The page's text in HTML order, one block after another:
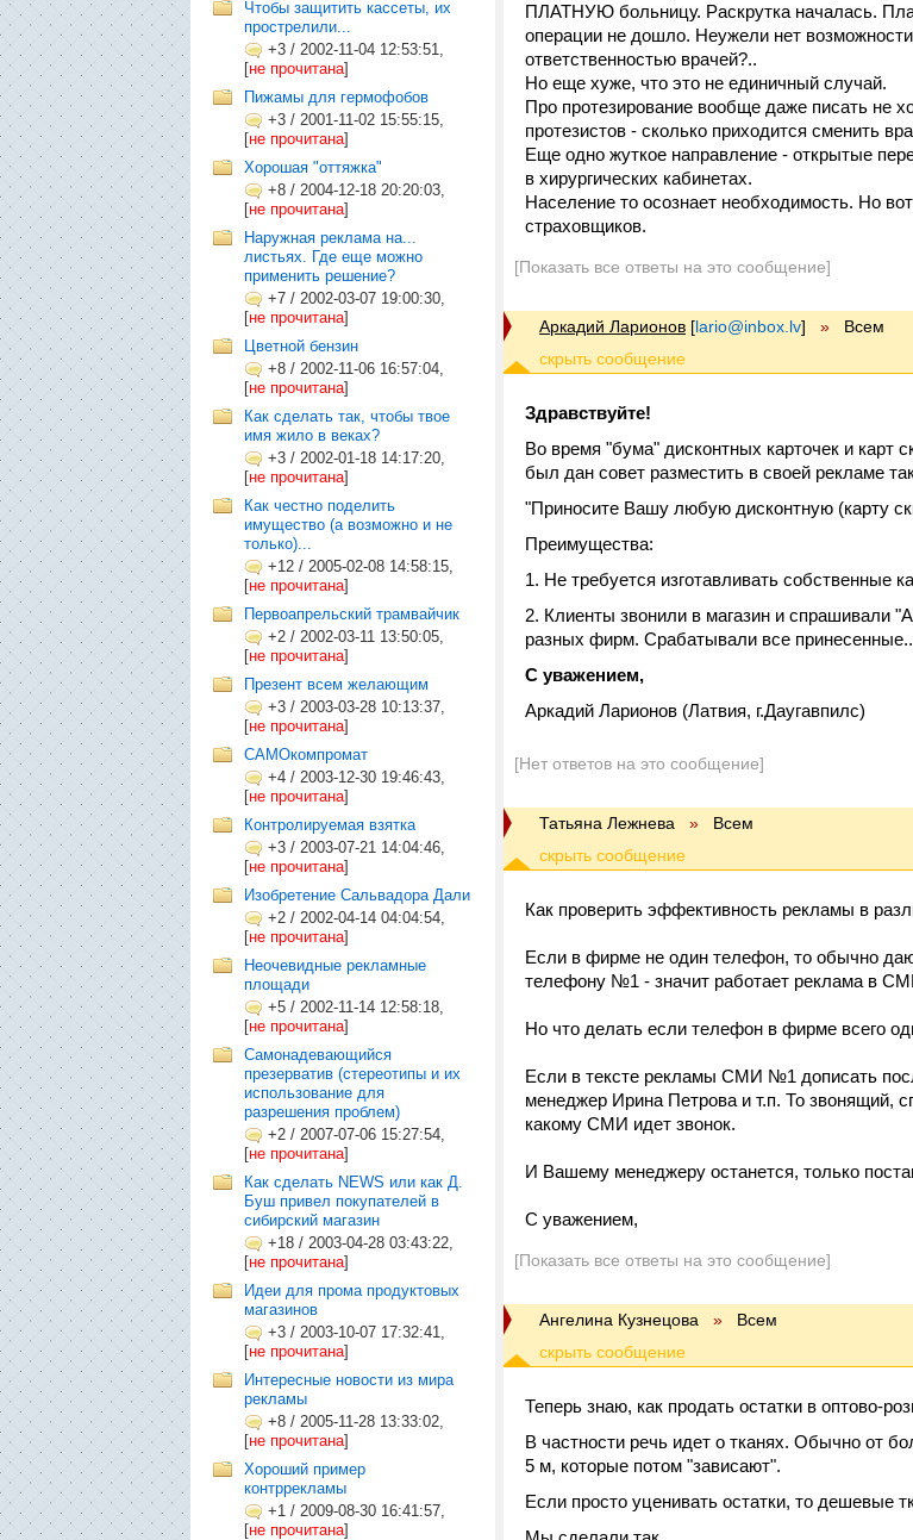
Чтобы защитить кассеты, их
прострелили...
+3 / 2002-11-04 12:53:51,
[не прочитана]
Пижамы для гермофобов
+3 / 2001-11-02 15:55:15,
[не прочитана]
Хорошая "оттяжка"
+8 / 2004-12-18 20:20:03,
[не прочитана]
Наружная реклама на...
листьях. Где еще можно
применить решение?
+7 / 2002-03-07 19:00:30,
[не прочитана]
Цветной бензин
+8 / 2002-11-06 16:57:04,
[не прочитана]
Как сделать так, чтобы твое
имя жило в веках?
+3 / 2002-01-18 14:17:20,
[не прочитана]
Как честно поделить
имущество (а возможно и не
только)...
+12 / 2005-02-08 14:58:15,
[не прочитана]
Первоапрельский трамвайчик
+2 / 2002-03-11 13:50:05,
[не прочитана]
Презент всем желающим
+3 / 2003-03-28 10:13:37,
[не прочитана]
САМОкомпромат
+4 / 2003-12-30 19:46:43,
[не прочитана]
Контролируемая взятка
+3 / 2003-07-21 14:04:46,
[не прочитана]
Изобретение Сальвадора Дали
+2 / 2002-04-14 04:04:54,
[не прочитана]
Неочевидные рекламные
площади
+5 / 2002-11-14 12:58:18,
[не прочитана]
Самонадевающийся
презерватив (стереотипы и их
использование для
разрешения проблем)
+2 / 2007-07-06 15:27:54,
[не прочитана]
Как сделать NEWS или как Д.
Буш привел покупателей в
сибирский магазин
+18 / 2003-04-28 03:43:22,
[не прочитана]
Идеи для прома продуктовых
магазинов
+3 / 2003-10-07 17:32:41,
[не прочитана]
Интересные новости из мира
рекламы
+8 / 2005-11-28 13:33:02,
[не прочитана]
Хороший пример
контррекламы
+1 / 2009-08-30 16:41:57,
[не прочитана]
ПЛАТНУЮ больницу. Раскрутка началась.
операции не дошло. Неужели нет
ответственностью врачей?..
Но еще хуже, что это не единичный случай.
Про протезирование вообще даже писать не
протезистов - сколько приходится сменить
Еще одно жуткое направление - открытые
в хирургических кабинетах.
Население то осознает необходимость. Но
страховщиков.
[Показать все ответы на это сообщение]
Аркадий Ларионов [lario@inbox.lv] » Всем
Здравствуйте!
Во время "бума" дисконтных карточек и карт
был дан совет разместить в своей рекламе
"Приносите Вашу любую дисконтную (карту
Преимущества:
1. Не требуется изготавливать собственные
2. Клиенты звонили в магазин и спрашивали
разных фирм. Срабатывали все
С уважением,
Аркадий Ларионов (Латвия, г.Даугавпилс)
[Нет ответов на это сообщение]
Татьяна Лежнева » Всем
Как проверить эффективность рекламы в
Если в фирме не один телефон, то обычно
телефону №1 - значит работает реклама в
Но что делать если телефон в фирме всего
Если в тексте рекламы СМИ №1 дописать
менеджер Ирина Петрова и т.п. То звонящий,
какому СМИ идет звонок.
И Вашему менеджеру останется, только
С уважением,
[Показать все ответы на это сообщение]
Ангелина Кузнецова » Всем
Теперь знаю, как продать остатки в оптово-
В частности речь идет о тканях. Обычно от
5 м, которые потом "зависают".
Если просто уценивать остатки, то дешевые